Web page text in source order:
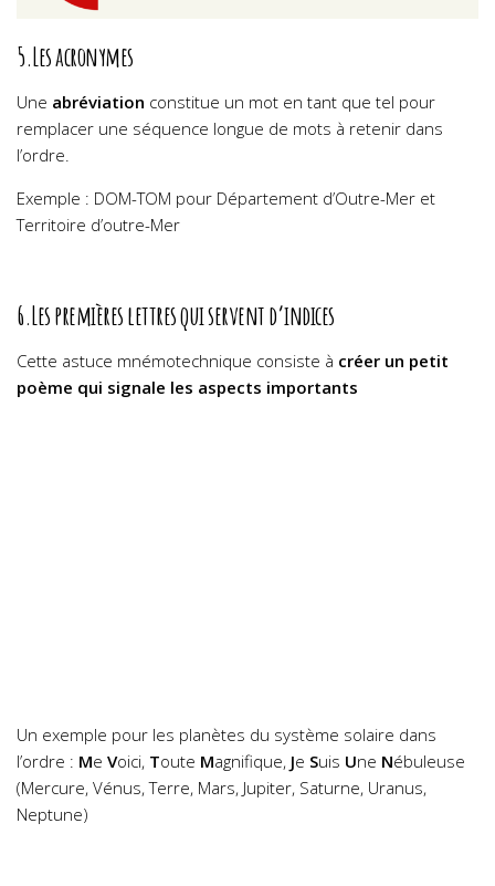
5.Les acronymes
Une abréviation constitue un mot en tant que tel pour
remplacer une séquence longue de mots à retenir dans
l’ordre.
Exemple : DOM-TOM pour Département d’Outre-Mer et
Territoire d’outre-Mer
6.Les premières lettres qui servent d’indices
Cette astuce mnémotechnique consiste à créer un petit
poème qui signale les aspects importants
Un exemple pour les planètes du système solaire dans
l’ordre : Me Voici, Toute Magnifique, Je Suis Une Nébuleuse
(Mercure, Vénus, Terre, Mars, Jupiter, Saturne, Uranus,
Neptune)